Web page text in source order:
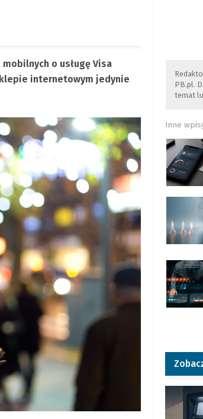
o usługę Visa
internetowym jedynie
PB.pl.
temat
Inne